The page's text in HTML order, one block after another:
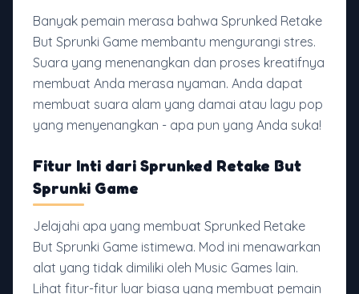
Banyak pemain merasa bahwa Sprunked Retake
But Sprunki Game membantu mengurangi stres.
Suara yang menenangkan dan proses kreatifnya
membuat Anda merasa nyaman. Anda dapat
membuat suara alam yang damai atau lagu pop
yang menyenangkan - apa pun yang Anda suka!
Fitur Inti dari Sprunked Retake But
Sprunki Game
Jelajahi apa yang membuat Sprunked Retake
But Sprunki Game istimewa. Mod ini menawarkan
alat yang tidak dimiliki oleh Music Games lain.
Lihat fitur-fitur luar biasa yang membuat pemain